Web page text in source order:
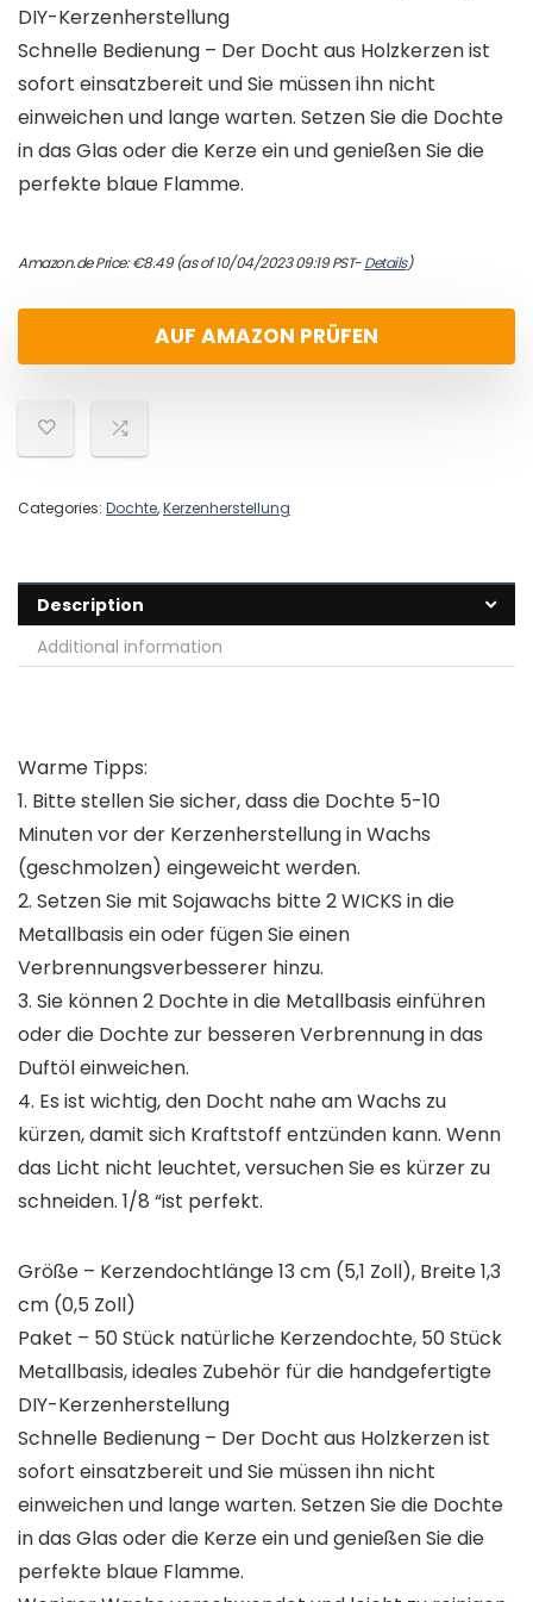
DIY-Kerzenherstellung
Schnelle Bedienung – Der Docht aus Holzkerzen ist
sofort einsatzbereit und Sie müssen ihn nicht
einweichen und lange warten. Setzen Sie die Dochte
in das Glas oder die Kerze ein und genießen Sie die
perfekte blaue Flamme.
Amazon.de Price:€8.49(as of 10/04/2023 09:19 PST-Details)
AUF AMAZON PRÜFEN
Categories: Dochte,Kerzenherstellung
Description
Additional information
Warme Tipps:
1. Bitte stellen Sie sicher, dass die Dochte 5-10
Minuten vor der Kerzenherstellung in Wachs
(geschmolzen) eingeweicht werden.
2. Setzen Sie mit Sojawachs bitte 2 WICKS in die
Metallbasis ein oder fügen Sie einen
Verbrennungsverbesserer hinzu.
3. Sie können 2 Dochte in die Metallbasis einführen
oder die Dochte zur besseren Verbrennung in das
Duftöl einweichen.
4. Es ist wichtig, den Docht nahe am Wachs zu
kürzen, damit sich Kraftstoff entzünden kann. Wenn
das Licht nicht leuchtet, versuchen Sie es kürzer zu
schneiden. 1/8 “ist perfekt.
Größe – Kerzendochtlänge 13 cm (5,1 Zoll), Breite 1,3
cm (0,5 Zoll)
Paket – 50 Stück natürliche Kerzendochte, 50 Stück
Metallbasis, ideales Zubehör für die handgefertigte
DIY-Kerzenherstellung
Schnelle Bedienung – Der Docht aus Holzkerzen ist
sofort einsatzbereit und Sie müssen ihn nicht
einweichen und lange warten. Setzen Sie die Dochte
in das Glas oder die Kerze ein und genießen Sie die
perfekte blaue Flamme.